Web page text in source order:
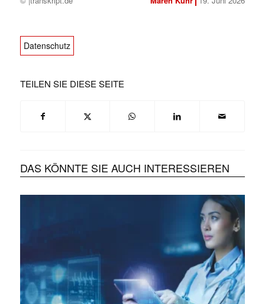
Datenschutz
TEILEN SIE DIESE SEITE
DAS KÖNNTE SIE AUCH INTERESSIEREN